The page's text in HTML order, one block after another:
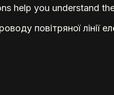
help you understand
повітряної лінії